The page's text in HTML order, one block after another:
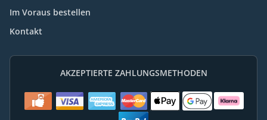
Im Voraus bestellen
Kontakt
AKZEPTIERTE ZAHLUNGSMETHODEN